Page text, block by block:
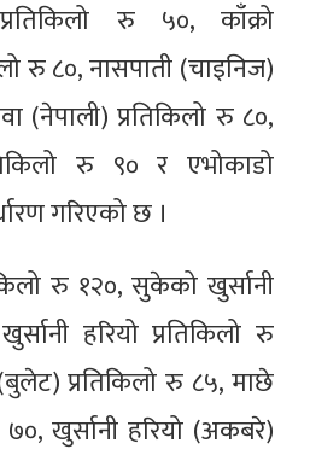
रु ५०, काँक्रो
रु ८०, नासपाती (चाइनिज)
(नेपाली) प्रतिकिलो रु ८०,
रु ९० र एभोकाडो
गरिएको छ ।
रु १२०, सुकेको खुर्सानी
हरियो प्रतिकिलो रु
प्रतिकिलो रु ८५, माछे
७०, खुर्सानी हरियो (अकबरे)